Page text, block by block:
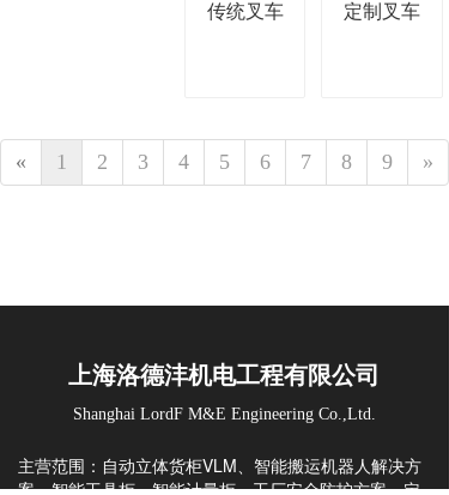
传统叉车 定制叉车
« 1 2 3 4 5 6 7 8 9 »
上海洛德沣机电工程有限公司
Shanghai LordF M&E Engineering Co.,Ltd.
主营范围：自动立体货柜VLM、智能搬运机器人解决方
案、智能工具柜、智能计量柜、工厂安全防护方案、定